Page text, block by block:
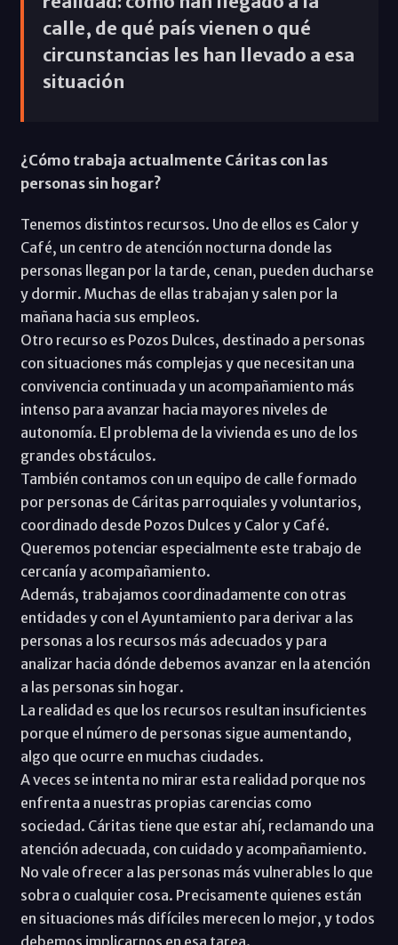
calle, de qué país vienen o qué
circunstancias les han llevado a esa
situación
¿Cómo trabaja actualmente Cáritas con las
personas sin hogar?
Tenemos distintos recursos. Uno de ellos es Calor y
Café, un centro de atención nocturna donde las
personas llegan por la tarde, cenan, pueden ducharse
y dormir. Muchas de ellas trabajan y salen por la
mañana hacia sus empleos.
Otro recurso es Pozos Dulces, destinado a personas
con situaciones más complejas y que necesitan una
convivencia continuada y un acompañamiento más
intenso para avanzar hacia mayores niveles de
autonomía. El problema de la vivienda es uno de los
grandes obstáculos.
También contamos con un equipo de calle formado
por personas de Cáritas parroquiales y voluntarios,
coordinado desde Pozos Dulces y Calor y Café.
Queremos potenciar especialmente este trabajo de
cercanía y acompañamiento.
Además, trabajamos coordinadamente con otras
entidades y con el Ayuntamiento para derivar a las
personas a los recursos más adecuados y para
analizar hacia dónde debemos avanzar en la atención
a las personas sin hogar.
La realidad es que los recursos resultan insuficientes
porque el número de personas sigue aumentando,
algo que ocurre en muchas ciudades.
A veces se intenta no mirar esta realidad porque nos
enfrenta a nuestras propias carencias como
sociedad. Cáritas tiene que estar ahí, reclamando una
atención adecuada, con cuidado y acompañamiento.
No vale ofrecer a las personas más vulnerables lo que
sobra o cualquier cosa. Precisamente quienes están
en situaciones más difíciles merecen lo mejor, y todos
debemos implicarnos en esa tarea.